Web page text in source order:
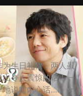
为生日礼物，两人虽
令人震惊的话！一
地说出内心话…… ☆